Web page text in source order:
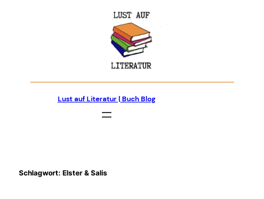
Lust auf Literatur | Buch Blog
Schlagwort: Elster & Salis